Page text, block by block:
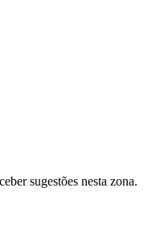
sugestões nesta zona.